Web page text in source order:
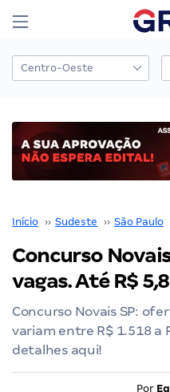
Início ›› Sudeste ›› São Paulo
Concurso Novais
vagas. Até R$
Concurso Novais SP:
variam entre R$ 1.518 a
detalhes aqui!
Por